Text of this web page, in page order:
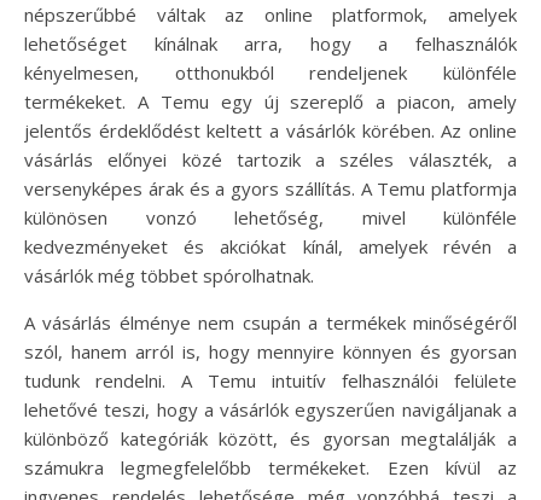
népszerűbbé váltak az online platformok, amelyek
lehetőséget kínálnak arra, hogy a felhasználók
kényelmesen, otthonukból rendeljenek különféle
termékeket. A Temu egy új szereplő a piacon, amely
jelentős érdeklődést keltett a vásárlók körében. Az online
vásárlás előnyei közé tartozik a széles választék, a
versenyképes árak és a gyors szállítás. A Temu platformja
különösen vonzó lehetőség, mivel különféle
kedvezményeket és akciókat kínál, amelyek révén a
vásárlók még többet spórolhatnak.
A vásárlás élménye nem csupán a termékek minőségéről
szól, hanem arról is, hogy mennyire könnyen és gyorsan
tudunk rendelni. A Temu intuitív felhasználói felülete
lehetővé teszi, hogy a vásárlók egyszerűen navigáljanak a
különböző kategóriák között, és gyorsan megtalálják a
számukra legmegfelelőbb termékeket. Ezen kívül az